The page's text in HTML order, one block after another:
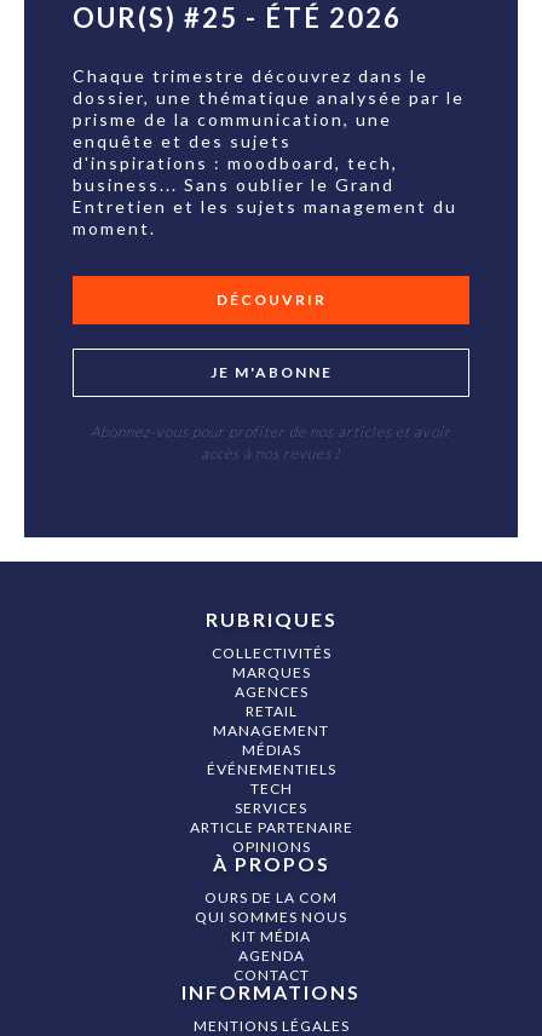
OUR(S) #25 - ÉTÉ 2026
Chaque trimestre découvrez dans le
dossier, une thématique analysée par le
prisme de la communication, une
enquête et des sujets
d'inspirations : moodboard, tech,
business... Sans oublier le Grand
Entretien et les sujets management du
moment.
DÉCOUVRIR
JE M'ABONNE
Abonnez-vous pour profiter de nos articles et avoir
accès à nos revues !
RUBRIQUES
COLLECTIVITÉS
MARQUES
AGENCES
RETAIL
MANAGEMENT
MÉDIAS
ÉVÉNEMENTIELS
TECH
SERVICES
ARTICLE PARTENAIRE
OPINIONS
À PROPOS
OURS DE LA COM
QUI SOMMES NOUS
KIT MÉDIA
AGENDA
CONTACT
INFORMATIONS
MENTIONS LÉGALES